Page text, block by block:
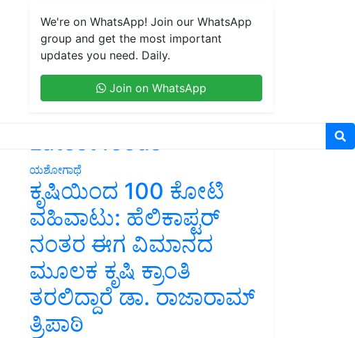
We're on WhatsApp! Join our WhatsApp
group and get the most important
updates you need. Daily.
Join on WhatsApp
Latest feeds
ಯಶೋಗಾಥೆ
ಕೃಷಿಯಿಂದ 100 ಕೋಟಿ
ವಹಿವಾಟು: ಹೆಲಿಕಾಪ್ಟರ್
ನಂತರ ಈಗ ವಿಮಾನದ
ಮೂಲಕ ಕೃಷಿ ಕ್ರಾಂತಿ
ತರಲಿದ್ದಾರೆ ಡಾ. ರಾಜಾರಾಮ್
ತ್ರಿಪಾಠಿ